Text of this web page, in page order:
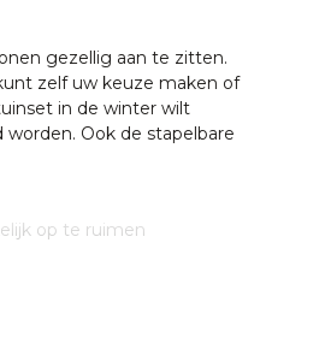
gezellig aan te zitten.
zelf uw keuze maken of
in de winter wilt
Ook de stapelbare
op te ruimen